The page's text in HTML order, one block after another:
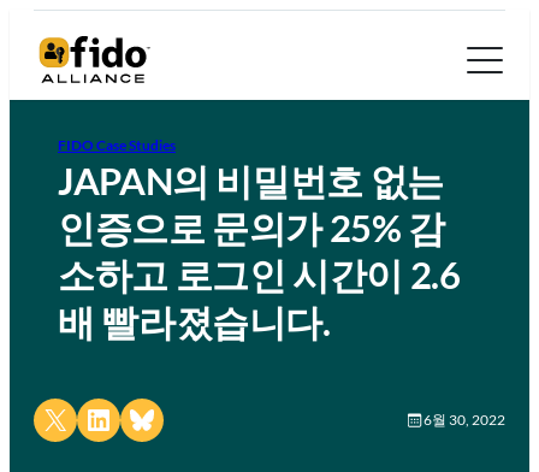
FIDO Case Studies
JAPAN의 비밀번호 없는
인증으로 문의가 25% 감
소하고 로그인 시간이 2.6
배 빨라졌습니다.
Share on X Share on LinkedIn
Share on Bluesky 6월 30, 2022